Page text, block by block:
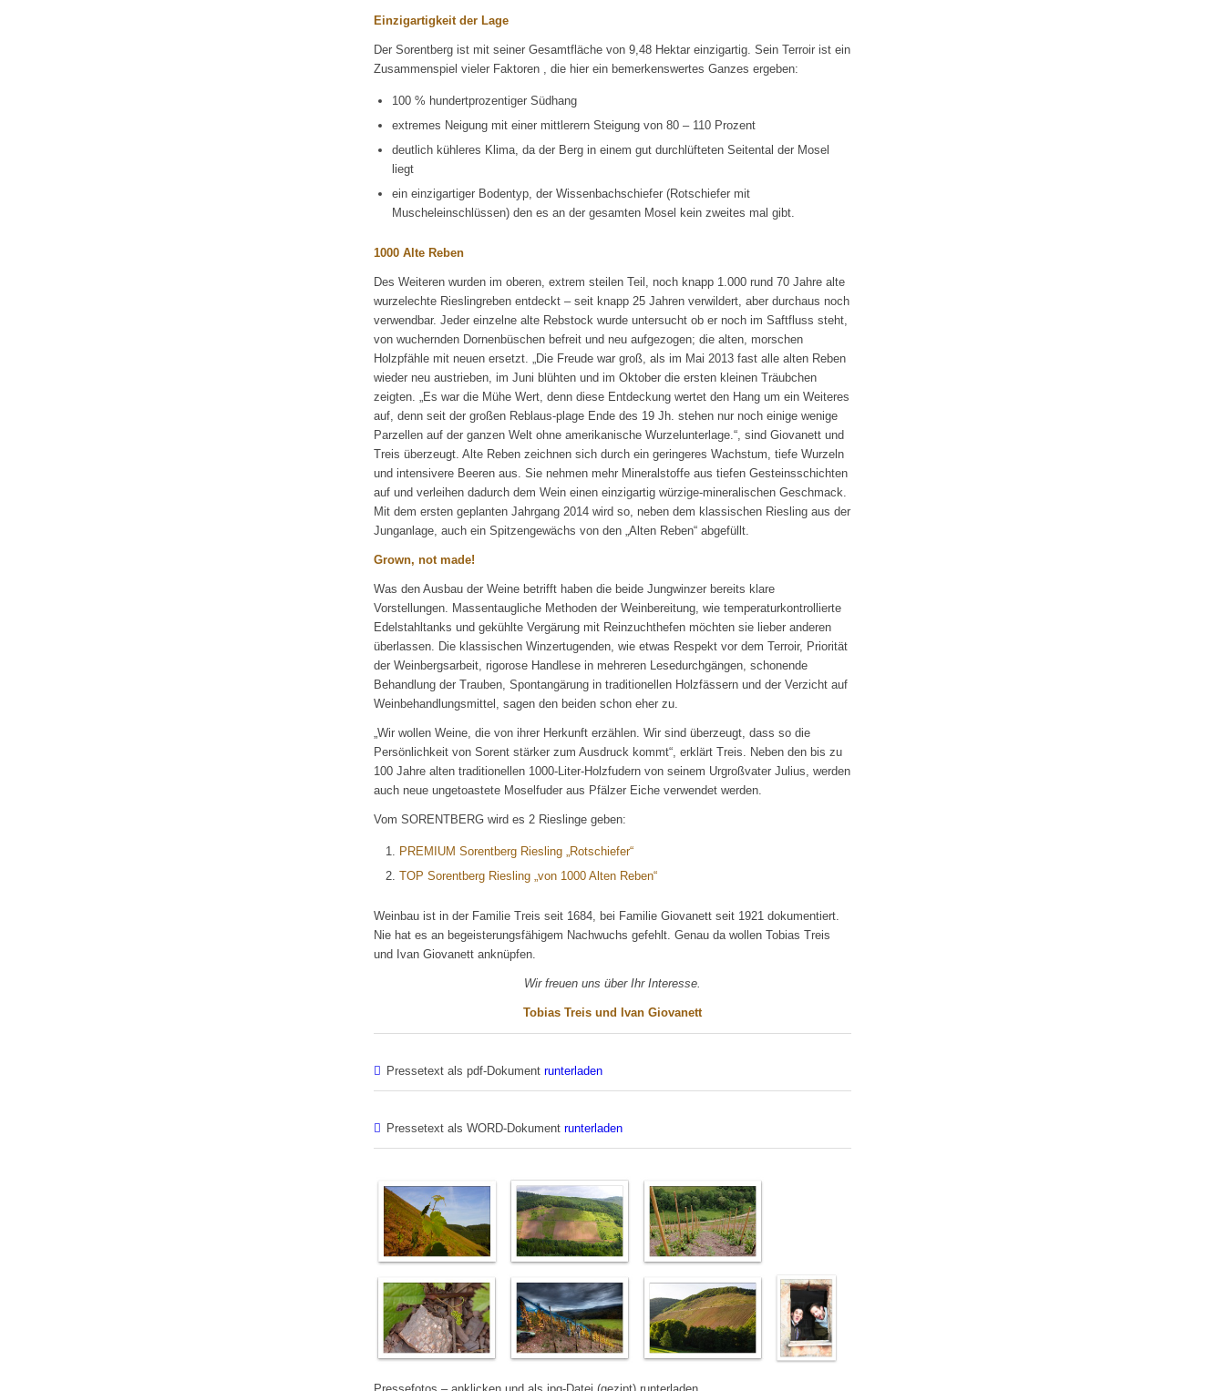
Einzigartigkeit der Lage
Der Sorentberg ist mit seiner Gesamtfläche von 9,48 Hektar einzigartig. Sein Terroir ist ein
Zusammenspiel vieler Faktoren , die hier ein bemerkenswertes Ganzes ergeben:
100 % hundertprozentiger Südhang
extremes Neigung mit einer mittlerern Steigung von 80 – 110 Prozent
deutlich kühleres Klima, da der Berg in einem gut durchlüfteten Seitental der Mosel
liegt
ein einzigartiger Bodentyp, der Wissenbachschiefer (Rotschiefer mit
Muscheleinschlüssen) den es an der gesamten Mosel kein zweites mal gibt.
1000 Alte Reben
Des Weiteren wurden im oberen, extrem steilen Teil, noch knapp 1.000 rund 70 Jahre alte
wurzelechte Rieslingreben entdeckt – seit knapp 25 Jahren verwildert, aber durchaus noch
verwendbar. Jeder einzelne alte Rebstock wurde untersucht ob er noch im Saftfluss steht,
von wuchernden Dornenbüschen befreit und neu aufgezogen; die alten, morschen
Holzpfähle mit neuen ersetzt. „Die Freude war groß, als im Mai 2013 fast alle alten Reben
wieder neu austrieben, im Juni blühten und im Oktober die ersten kleinen Träubchen
zeigten. „Es war die Mühe Wert, denn diese Entdeckung wertet den Hang um ein Weiteres
auf, denn seit der großen Reblaus-plage Ende des 19 Jh. stehen nur noch einige wenige
Parzellen auf der ganzen Welt ohne amerikanische Wurzelunterlage.“, sind Giovanett und
Treis überzeugt. Alte Reben zeichnen sich durch ein geringeres Wachstum, tiefe Wurzeln
und intensivere Beeren aus. Sie nehmen mehr Mineralstoffe aus tiefen Gesteinsschichten
auf und verleihen dadurch dem Wein einen einzigartig würzige-mineralischen Geschmack.
Mit dem ersten geplanten Jahrgang 2014 wird so, neben dem klassischen Riesling aus der
Junganlage, auch ein Spitzengewächs von den „Alten Reben“ abgefüllt.
Grown, not made!
Was den Ausbau der Weine betrifft haben die beide Jungwinzer bereits klare
Vorstellungen. Massentaugliche Methoden der Weinbereitung, wie temperaturkontrollierte
Edelstahltanks und gekühlte Vergärung mit Reinzuchthefen möchten sie lieber anderen
überlassen. Die klassischen Winzertugenden, wie etwas Respekt vor dem Terroir, Priorität
der Weinbergsarbeit, rigorose Handlese in mehreren Lesedurchgängen, schonende
Behandlung der Trauben, Spontangärung in traditionellen Holzfässern und der Verzicht auf
Weinbehandlungsmittel, sagen den beiden schon eher zu.
„Wir wollen Weine, die von ihrer Herkunft erzählen. Wir sind überzeugt, dass so die
Persönlichkeit von Sorent stärker zum Ausdruck kommt“, erklärt Treis. Neben den bis zu
100 Jahre alten traditionellen 1000-Liter-Holzfudern von seinem Urgroßvater Julius, werden
auch neue ungetoastete Moselfuder aus Pfälzer Eiche verwendet werden.
Vom SORENTBERG wird es 2 Rieslinge geben:
PREMIUM Sorentberg Riesling „Rotschiefer“
TOP Sorentberg Riesling „von 1000 Alten Reben“
Weinbau ist in der Familie Treis seit 1684, bei Familie Giovanett seit 1921 dokumentiert.
Nie hat es an begeisterungsfähigem Nachwuchs gefehlt. Genau da wollen Tobias Treis
und Ivan Giovanett anknüpfen.
Wir freuen uns über Ihr Interesse.
Tobias Treis und Ivan Giovanett
Pressetext als pdf-Dokumentrunterladen
Pressetext als WORD-Dokumentrunterladen